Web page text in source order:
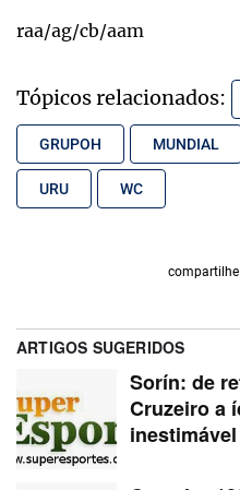
raa/ag/cb/aam
Tópicos relacionados:
GRUPOH MUNDIAL
URU WC
compartilhe